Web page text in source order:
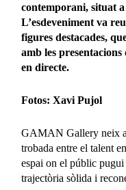
contemporani, situat
L’esdeveniment va
figures destacades,
amb les presentacions
en directe.
Fotos: Xavi Pujol
GAMAN Gallery neix
trobada entre el talent
espai on el públic pugui
trajectòria sòlida i